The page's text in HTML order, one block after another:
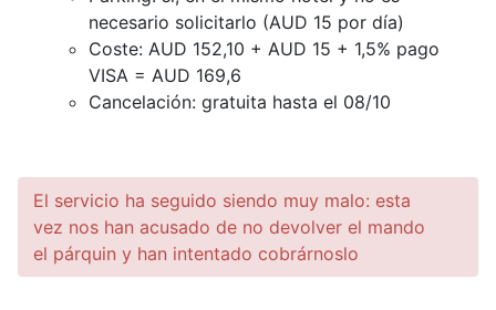
necesario solicitarlo (AUD 15 por día)
Coste: AUD 152,10 + AUD 15 + 1,5% pago
VISA = AUD 169,6
Cancelación: gratuita hasta el 08/10
El servicio ha seguido siendo muy malo: esta
vez nos han acusado de no devolver el mando
el párquin y han intentado cobrárnoslo